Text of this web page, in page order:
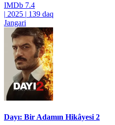
IMDb 7.4
| 2025 | 139 daq
Jangari
Dayı: Bir Adamın Hikâyesi 2